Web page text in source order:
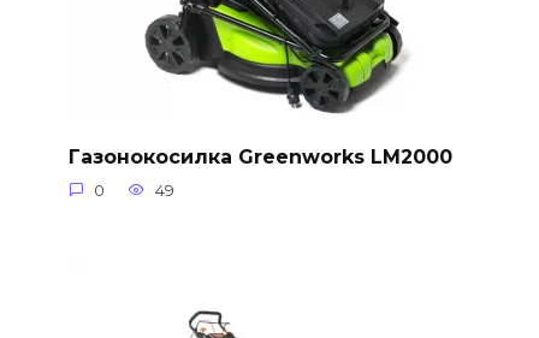
Газонокосилка Greenworks LM2000
0 49